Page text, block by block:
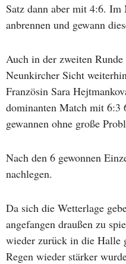
Satz dann aber mit 4:6.
anbrennen und gewann
Auch in der zweiten
Neunkircher Sicht
Französin Sara
dominanten Match mit 6:3
gewannen ohne große
Nach den 6 gewonnen
nachlegen.
Da sich die Wetterlage
angefangen draußen zu
wieder zurück in die Halle
Regen wieder stärker